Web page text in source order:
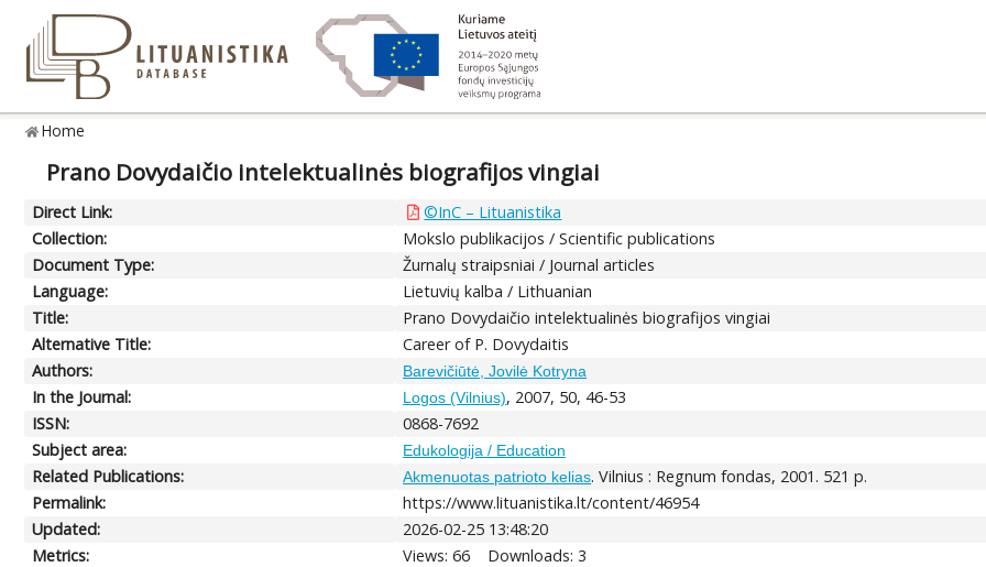
Home
Prano Dovydaičio intelektualinės biografijos vingiai
Direct Link:
©InC – Lituanistika
Collection:
Mokslo publikacijos / Scientific publications
Document Type:
Žurnalų straipsniai / Journal articles
Language:
Lietuvių kalba / Lithuanian
Title:
Prano Dovydaičio intelektualinės biografijos vingiai
Alternative Title:
Career of P. Dovydaitis
Authors:
Barevičiūtė, Jovilė Kotryna
In the Journal: Logos (Vilnius), 2007, 50, 46-53
ISSN:
0868-7692
Subject area:
Edukologija / Education
Related Publications: Akmenuotas patrioto kelias. Vilnius : Regnum fondas, 2001. 521 p.
Permalink:
https://www.lituanistika.lt/content/46954
Updated:
2026-02-25 13:48:20
Metrics:
Views: 66
Downloads: 3